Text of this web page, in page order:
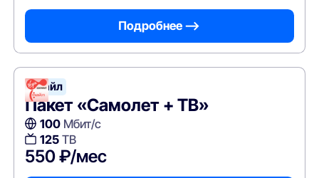
Подробнее —>
Смайл
Пакет «Самолет + ТВ»
100Мбит/с
125ТВ
550 ₽/мес